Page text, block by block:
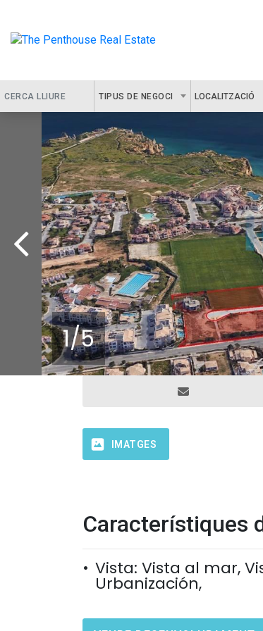
TIPUS DE NEGOCI LOCALITZACIÓ
1/5
IMATGES
Característiques
Vista: Vista al mar,
Urbanización,